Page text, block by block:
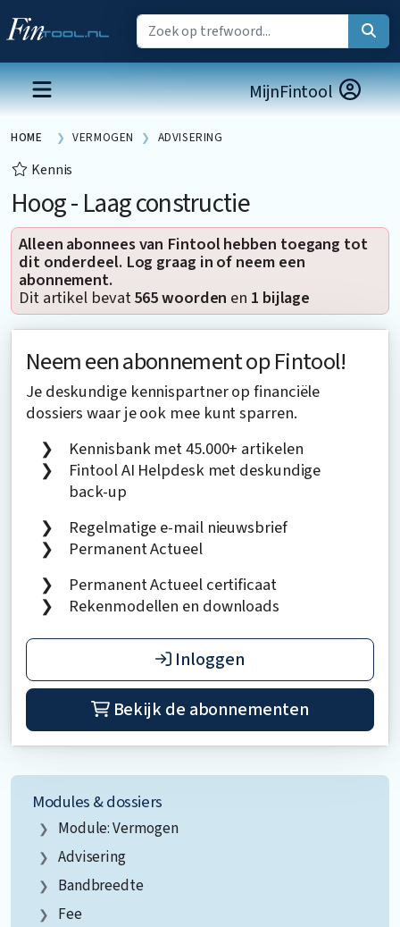
MijnFintool
HOME VERMOGEN ADVISERING
Kennis
Hoog - Laag constructie
Alleen abonnees van Fintool hebben toegang tot
dit onderdeel. Log graag in of neem een
abonnement.
Dit artikel bevat565 woorden en 1 bijlage
Neem een abonnement op Fintool!
Je deskundige kennispartner op financiële
dossiers waar je ook mee kunt sparren.
Kennisbank met 45.000+ artikelen
Fintool AI Helpdesk met deskundige
back-up
Regelmatige e-mail nieuwsbrief
Permanent Actueel
Permanent Actueel certificaat
Rekenmodellen en downloads
Inloggen
Bekijk de abonnementen
Modules & dossiers
Module: Vermogen
Advisering
Bandbreedte
Fee